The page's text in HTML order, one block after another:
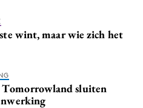
wint, maar wie zich het
sluiten